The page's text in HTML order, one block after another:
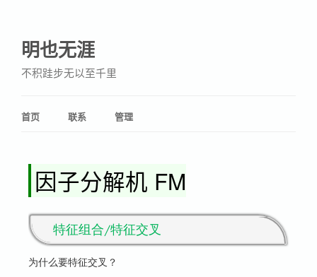
明也无涯
不积跬步无以至千里
首页 联系 管理
因子分解机 FM
特征组合/特征交叉
为什么要特征交叉？